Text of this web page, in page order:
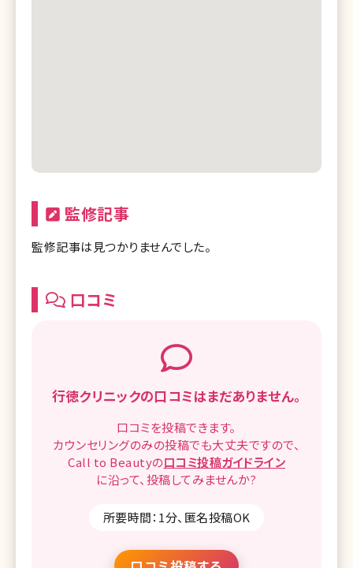
監修記事
監修記事は見つかりませんでした。
口コミ
行徳クリニックの口コミはまだありません。
口コミを投稿できます。
カウンセリングのみの投稿でも大丈夫ですので、
Call to Beautyの口コミ投稿ガイドライン
に沿って、 投稿してみませんか?
所要時間：1分、匿名投稿OK